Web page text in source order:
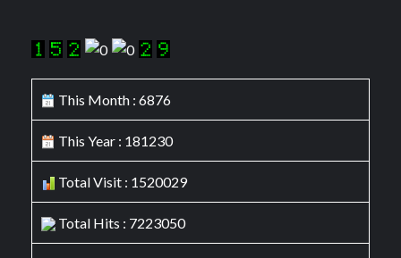
This Month : 6876
This Year : 181230
Total Visit : 1520029
Total Hits : 7223050